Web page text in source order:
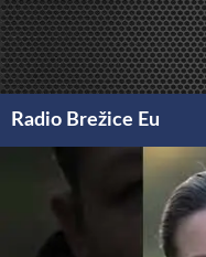
Preskoči
na
vsebino
Radio Brežice Eu